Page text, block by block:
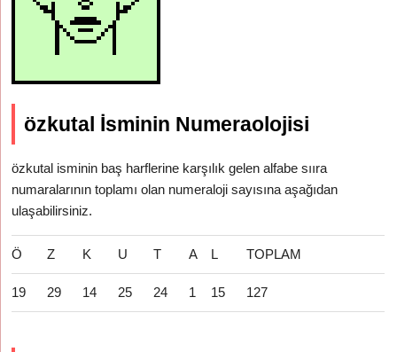
özkutal İsminin Numeraolojisi
özkutal isminin baş harflerine karşılık gelen alfabe sııra
numaralarının toplamı olan numeraloji sayısına aşağıdan
ulaşabilirsiniz.
Ö Z K U T A L TOPLAM
19 29 14 25 24 1 15 127